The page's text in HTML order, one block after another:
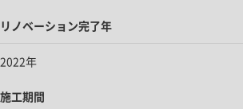
リノベーション完了年
2022年
施工期間